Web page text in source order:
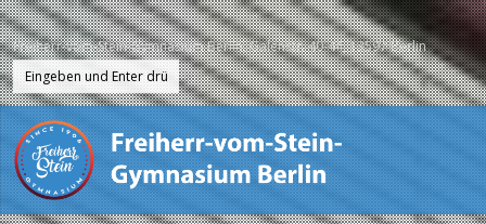
Freiherr-vom-Stein-Gymnasium Berlin, Galenstr. 40-44, 13597 Berlin